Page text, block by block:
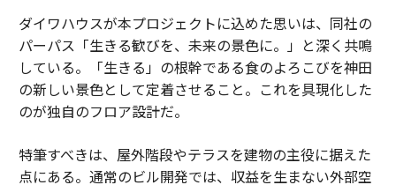
ダイワハウスが本プロジェクトに込めた思いは、同社の
パーパス「生きる歓びを、未来の景色に。」と深く共鳴
している。「生きる」の根幹である食のよろこびを神田
の新しい景色として定着させること。これを具現化した
のが独自のフロア設計だ。
特筆すべきは、屋外階段やテラスを建物の主役に据えた
点にある。通常のビル開発では、収益を生まない外部空